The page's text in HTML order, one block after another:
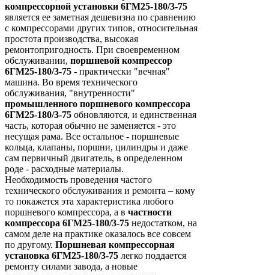
компрессорной установки 6ГМ25-180/3-75
является ее заметная дешевизна по сравнению
с компрессорами других типов, относительная
простота производства, высокая
ремонтопригодность. При своевременном
обслуживании, поршневой компрессор
6ГМ25-180/3-75 - практически "вечная"
машина. Во время технического
обслуживания, "внутренности"
промышленного поршневого компрессора
6ГМ25-180/3-75 обновляются, и единственная
часть, которая обычно не заменяется - это
несущая рама. Все остальное - поршневые
кольца, клапаны, поршни, цилиндры и даже
сам первичный двигатель, в определенном
роде - расходные материалы.
Необходимость проведения частого
технического обслуживания и ремонта – кому
то покажется эта характеристика любого
поршневого компрессора, а в частности
компрессора 6ГМ25-180/3-75 недостатком, на
самом деле на практике оказалось все совсем
по другому. Поршневая компрессорная
установка 6ГМ25-180/3-75 легко поддается
ремонту силами завода, а новые